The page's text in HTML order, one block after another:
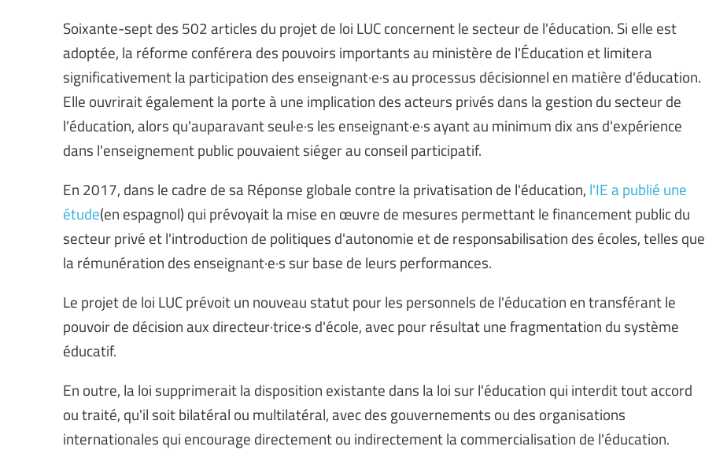
Soixante-sept des 502 articles du projet de loi LUC concernent le secteur de l'éducation. Si elle est
adoptée, la réforme conférera des pouvoirs importants au ministère de l'Éducation et limitera
significativement la participation des enseignant·e·s au processus décisionnel en matière d'éducation.
Elle ouvrirait également la porte à une implication des acteurs privés dans la gestion du secteur de
l'éducation, alors qu'auparavant seul·e·s les enseignant·e·s ayant au minimum dix ans d'expérience
dans l'enseignement public pouvaient siéger au conseil participatif.
En 2017, dans le cadre de sa Réponse globale contre la privatisation de l'éducation, l'IE a publié une
étude(en espagnol) qui prévoyait la mise en œuvre de mesures permettant le financement public du
secteur privé et l'introduction de politiques d'autonomie et de responsabilisation des écoles, telles que
la rémunération des enseignant·e·s sur base de leurs performances.
Le projet de loi LUC prévoit un nouveau statut pour les personnels de l'éducation en transférant le
pouvoir de décision aux directeur·trice·s d'école, avec pour résultat une fragmentation du système
éducatif.
En outre, la loi supprimerait la disposition existante dans la loi sur l'éducation qui interdit tout accord
ou traité, qu'il soit bilatéral ou multilatéral, avec des gouvernements ou des organisations
internationales qui encourage directement ou indirectement la commercialisation de l'éducation.